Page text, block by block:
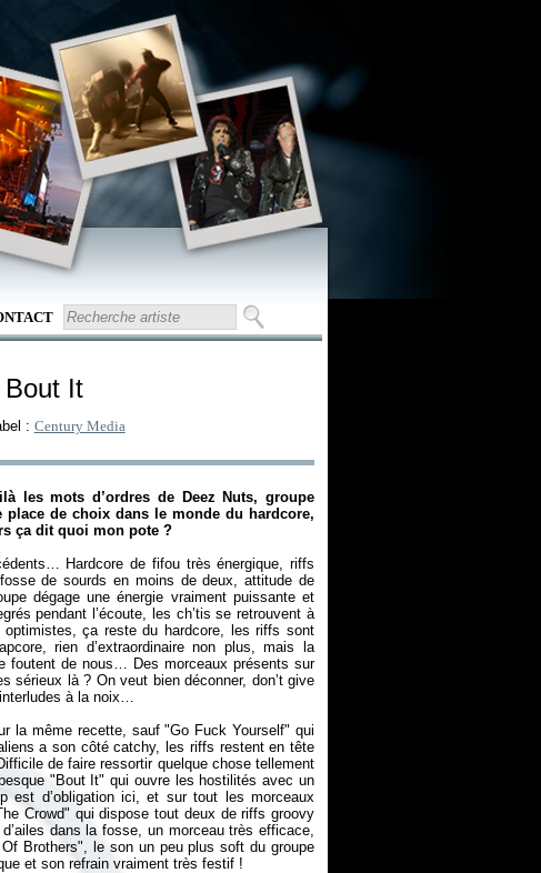
Bout It
: Century Media
les mots d’ordres de Deez Nuts, groupe
place de choix dans le monde du hardcore,
ça dit quoi mon pote ?
Hardcore de fifou très énergique, riffs
de sourds en moins de deux, attitude de
dégage une énergie vraiment puissante et
pendant l’écoute, les ch’tis se retrouvent à
ça reste du hardcore, les riffs sont
rien d’extraordinaire non plus, mais la
foutent de nous… Des morceaux présents sur
sérieux là ? On veut bien déconner, don’t give
à la noix…
la même recette, sauf "Go Fuck Yourself" qui
a son côté catchy, les riffs restent en tête
de faire ressortir quelque chose tellement
"Bout It" qui ouvre les hostilités avec un
est d’obligation ici, et sur tout les morceaux
Crowd" qui dispose tout deux de riffs groovy
dans la fosse, un morceau très efficace,
Brothers", le son un peu plus soft du groupe
et son refrain vraiment très festif !